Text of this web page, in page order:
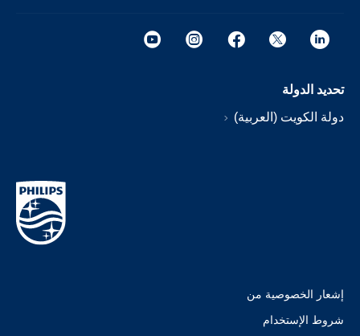
تحديد الدولة
دولة الكويت (العربية)
إشعار الخصوصية من
شروط الإستخدام